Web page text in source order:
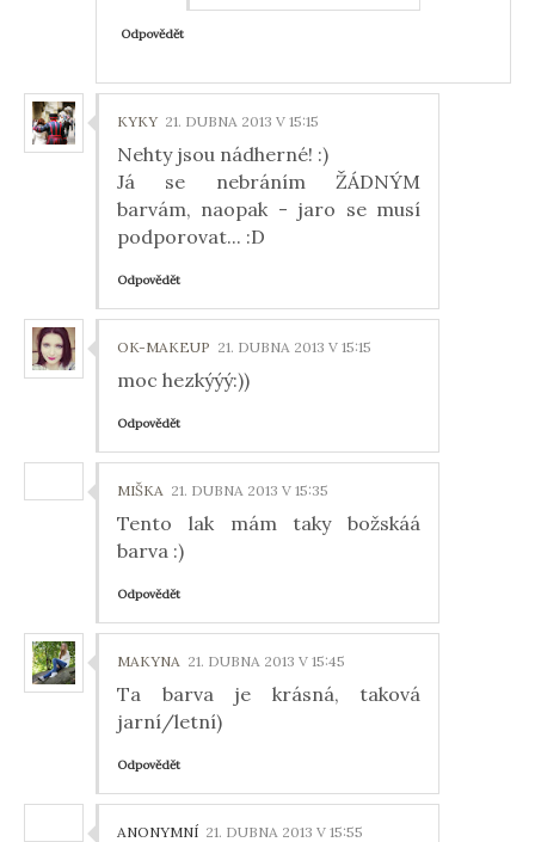
Odpovědět
KYKY 21. DUBNA 2013 V 15:15
Nehty jsou nádherné! :)
Já se nebráním ŽÁDNÝM
barvám, naopak - jaro se musí
podporovat... :D
Odpovědět
OK-MAKEUP 21. DUBNA 2013 V 15:15
moc hezkýýý:))
Odpovědět
MIŠKA 21. DUBNA 2013 V 15:35
Tento lak mám taky božskáá
barva :)
Odpovědět
MAKYNA 21. DUBNA 2013 V 15:45
Ta barva je krásná, taková
jarní/letní)
Odpovědět
ANONYMNÍ 21. DUBNA 2013 V 15:55